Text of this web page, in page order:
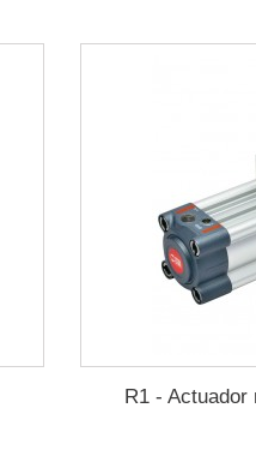
R1 - Actuador